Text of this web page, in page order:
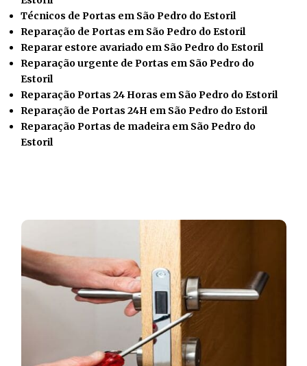
Técnicos de Portas em São Pedro do Estoril
Reparação de Portas em São Pedro do Estoril
Reparar estore avariado em São Pedro do Estoril
Reparação urgente de Portas em São Pedro do
Estoril
Reparação Portas 24 Horas em São Pedro do Estoril
Reparação de Portas 24H em São Pedro do Estoril
Reparação Portas de madeira em São Pedro do
Estoril